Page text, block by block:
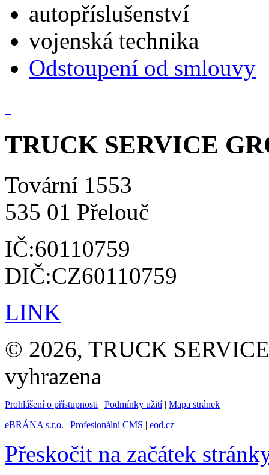
autopříslušenství
vojenská technika
Odstoupení od smlouvy
TRUCK SERVICE
Tovární 1553
535 01 Přelouč
IČ:60110759
DIČ:CZ60110759
LINK
© 2026, TRUCK
vyhrazena
Prohlášení o přístupnosti | Podmínky užití| Mapa stránek
eBRÁNA s.r.o. | Profesionální CMS | eod.cz
Přeskočit na začátek